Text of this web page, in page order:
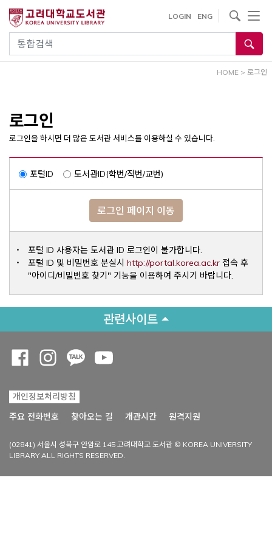
건
통합검색
LOGIN ENG
사이트내 검색
HOME > 로그인
로그인
로그인을 하시면 더 많은 도서관 서비스를 이용하실 수 있습니다.
포털ID 도서관ID(학번/직번/교번)
로그인 페이지 이동
포털 ID 사용자는 도서관 ID 로그인이 불가합니다.
포털 ID 및 비밀번호 분실시 http://portal.korea.ac.krOpens a
접속 후
"아이디/비밀번호 찾기" 기능을 이용하여 주시기 바랍니다.
관련사이트
개인정보처리방침
주요 전화번호
찾아오는 길 개관시간 원격지원
(02841) 서울시 성북구 안암로 145 고려대학교 도서관 © KOREA UNIVERSITY
LIBRARY ALL RIGHTS RESERVED.
Opens a new window
Opens a new window
Opens a new window